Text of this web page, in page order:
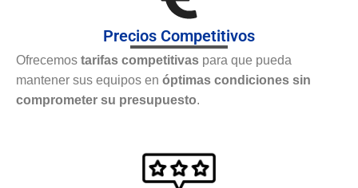
Precios Competitivos
Ofrecemos tarifas competitivas para que pueda
mantener sus equipos en óptimas condiciones sin
comprometer su presupuesto.